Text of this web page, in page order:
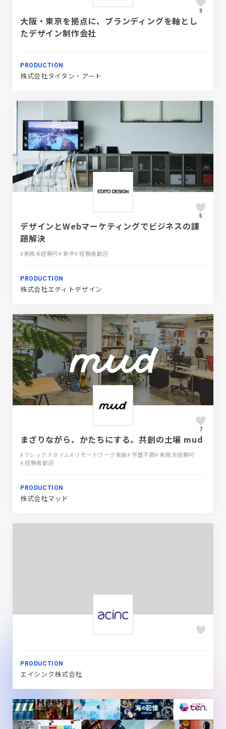
3
大阪・東京を拠点に、ブランディングを軸とし
たデザイン制作会社
PRODUCTION
株式会社タイタン・アート
5
デザインとWebマーケティングでビジネスの課
題解決
#実務未経験可# 新卒# 経験者歓迎
PRODUCTION
株式会社エディトデザイン
7
まざりながら、かたちにする。共創の土壌 mud
#フレックスタイム# リモートワーク実施# 学歴不問# 実務未経験可
# 経験者歓迎
PRODUCTION
株式会社マッド
PRODUCTION
エイシンク株式会社